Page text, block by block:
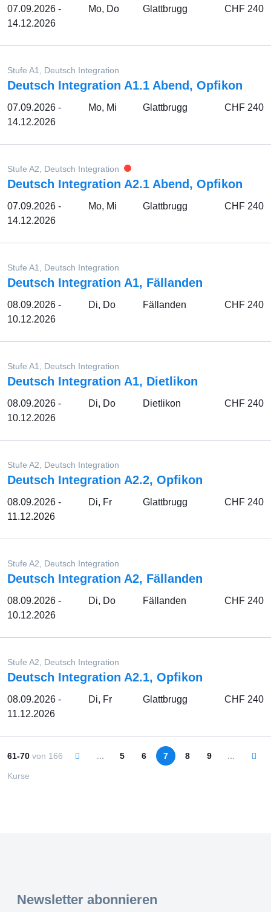
07.09.2026 -
14.12.2026
Mo, Do Glattbrugg CHF 240
Stufe A1, Deutsch Integration
Deutsch Integration A1.1 Abend, Opfikon
07.09.2026 -
14.12.2026
Mo, Mi Glattbrugg CHF 240
Stufe A2, Deutsch Integration
Deutsch Integration A2.1 Abend, Opfikon
07.09.2026 -
14.12.2026
Mo, Mi Glattbrugg CHF 240
Stufe A1, Deutsch Integration
Deutsch Integration A1, Fällanden
08.09.2026 -
10.12.2026
Di, Do Fällanden CHF 240
Stufe A1, Deutsch Integration
Deutsch Integration A1, Dietlikon
08.09.2026 -
10.12.2026
Di, Do Dietlikon CHF 240
Stufe A2, Deutsch Integration
Deutsch Integration A2.2, Opfikon
08.09.2026 -
11.12.2026
Di, Fr Glattbrugg CHF 240
Stufe A2, Deutsch Integration
Deutsch Integration A2, Fällanden
08.09.2026 -
10.12.2026
Di, Do Fällanden CHF 240
Stufe A2, Deutsch Integration
Deutsch Integration A2.1, Opfikon
08.09.2026 -
11.12.2026
Di, Fr Glattbrugg CHF 240
61-70 von 166
Kurse
... 5 6 7 8 9 ...
Newsletter abonnieren